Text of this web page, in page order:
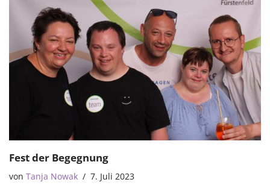
Fest der Begegnung
von Tanja Nowak 7. Juli 2023